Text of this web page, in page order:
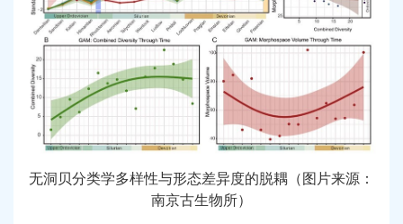
无洞贝分类学多样性与形态差异度的脱耦（图片来源：
南京古生物所）